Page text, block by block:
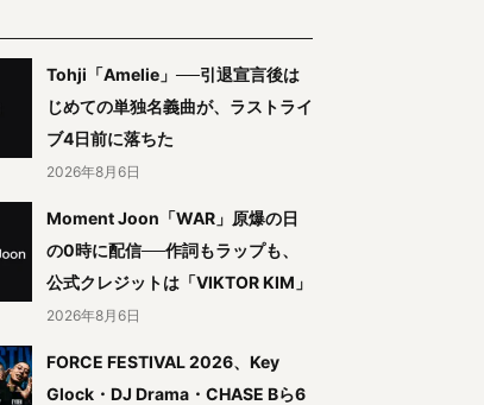
Tohji「Amelie」──引退宣言後は
じめての単独名義曲が、ラストライ
ブ4日前に落ちた
2026年8月6日
Moment Joon「WAR」原爆の日
の0時に配信──作詞もラップも、
公式クレジットは「VIKTOR KIM」
2026年8月6日
FORCE FESTIVAL 2026、Key
Glock・DJ Drama・CHASE Bら6